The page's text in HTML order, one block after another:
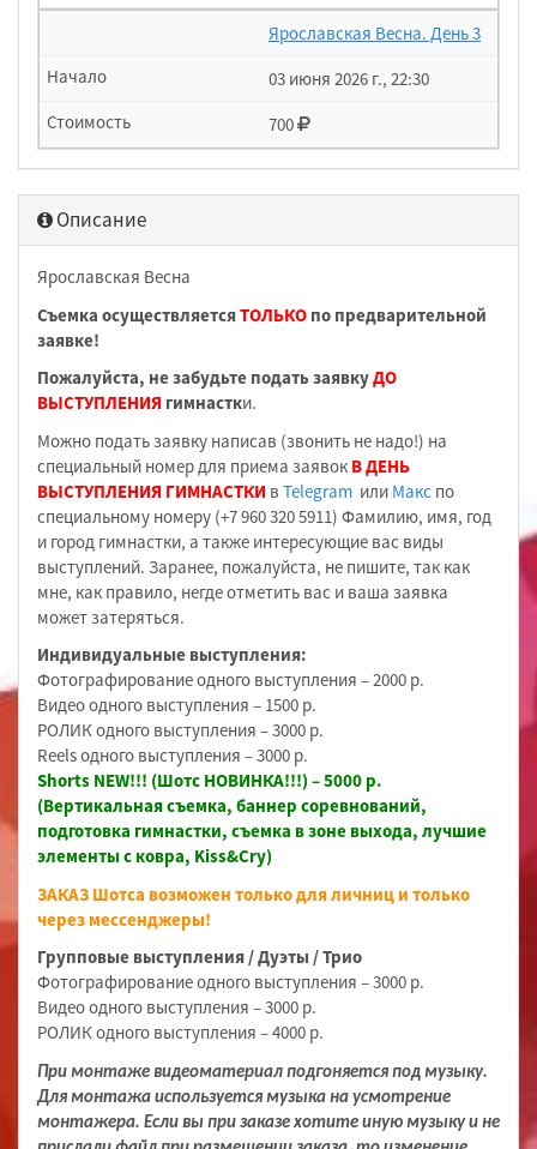
Ярославская Весна. День 3
03 июня 2026 г., 22:30
700
Описание
Ярославская Весна
Съемка осуществляетсяТОЛЬКО по предварительной
заявке!
Пожалуйста, не забудьте подать заявкуДО
ВЫСТУПЛЕНИЯ гимнастки.
Можно подать заявку написав (звонить не надо!) на
специальный номер для приема заявок В ДЕНЬ
ВЫСТУПЛЕНИЯ ГИМНАСТКИ в Telegram или Макс по
специальному номеру (+7 960 320 5911) Фамилию, имя, год
и город гимнастки, а также интересующие вас виды
выступлений. Заранее, пожалуйста, не пишите, так как
мне, как правило, негде отметить вас и ваша заявка
может затеряться.
Индивидуальные выступления:
Фотографирование одного выступления – 2000 р.
Видео одного выступления – 1500 р.
РОЛИК одного выступления – 3000 р.
Reels одного выступления – 3000 р.
Shorts NEW!!! (Шотс НОВИНКА!!!) – 5000 р.
(Вертикальная съемка, баннер соревнований,
подготовка гимнастки, съемка в зоне выхода, лучшие
элементы с ковра, Kiss&Cry)
ЗАКАЗ Шотса возможен только для личниц и только
через мессенджеры!
Групповые выступления / Дуэты / Трио
Фотографирование одного выступления – 3000 р.
Видео одного выступления – 3000 р.
РОЛИК одного выступления – 4000 р.
При монтаже видеоматериал подгоняется под музыку.
Для монтажа используется музыка на усмотрение
монтажера. Если вы при заказе хотите иную музыку и не